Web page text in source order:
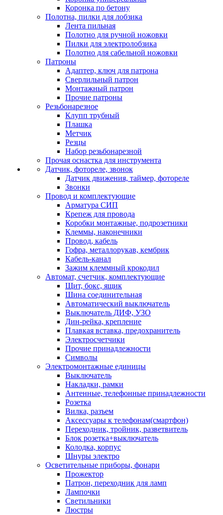
Коронка по бетону
Полотна, пилки для лобзика
Лента пильная
Полотно для ручной ножовки
Пилки для электролобзика
Полотно для сабельной ножовки
Патроны
Адаптер, ключ для патрона
Сверлильный патрон
Монтажный патрон
Прочие патроны
Резьбонарезное
Клупп трубный
Плашка
Метчик
Резцы
Набор резьбонарезной
Прочая оснастка для инструмента
Датчик, фотореле, звонок
Датчик движения, таймер, фотореле
Звонки
Провод и комплектующие
Арматура СИП
Крепеж для провода
Коробки монтажные, подрозетники
Клеммы, наконечники
Провод, кабель
Гофра, металлорукав, кембрик
Кабель-канал
Зажим клеммный крокодил
Автомат, счетчик, комплектующие
Щит, бокс, ящик
Шина соединительная
Автоматический выключатель
Выключатель ДИФ, УЗО
Дин-рейка, крепление
Плавкая вставка, предохранитель
Электросчетчики
Прочие принадлежности
Символы
Электромонтажные единицы
Выключатель
Накладки, рамки
Антенные, телефонные принадлежности
Розетка
Вилка, разъем
Аксессуары к телефонам(смартфон)
Переходник, тройник, разветвитель
Блок розетка+выключатель
Колодка, корпус
Шнуры электро
Осветительные приборы, фонари
Прожектор
Патрон, переходник для ламп
Лампочки
Светильники
Люстры